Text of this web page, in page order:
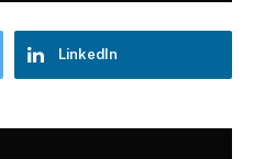
LinkedIn